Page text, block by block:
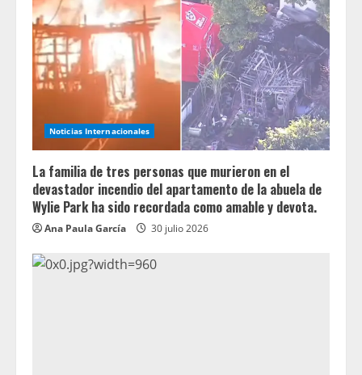
Noticias Internacionales
La familia de tres personas que murieron en el
devastador incendio del apartamento de la abuela de
Wylie Park ha sido recordada como amable y devota.
Ana Paula García 30 julio 2026